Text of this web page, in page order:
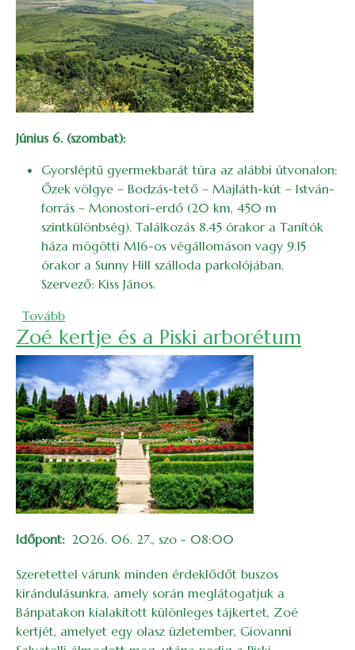
Június 6. (szombat):
Gyorsléptű gyermekbarát túra az alábbi útvonalon:
Őzek völgye – Bodzás-tető – Majláth-kút – István-
forrás – Monostori-erdő (20 km, 450 m
szintkülönbség). Találkozás 8.45 órakor a Tanítók
háza mögötti M16-os végállomáson vagy 9.15
órakor a Sunny Hill szálloda parkolójában.
Szervező: Kiss János.
Tovább(2026. júniusi bakancslista)
Zoé kertje és a Piski arborétum
Időpont 2026. 06. 27., szo - 08:00
Szeretettel várunk minden érdeklődőt buszos
kirándulásunkra, amely során meglátogatjuk a
Bánpatakon kialakított különleges tájkertet, Zoé
kertjét, amelyet egy olasz üzletember, Giovanni